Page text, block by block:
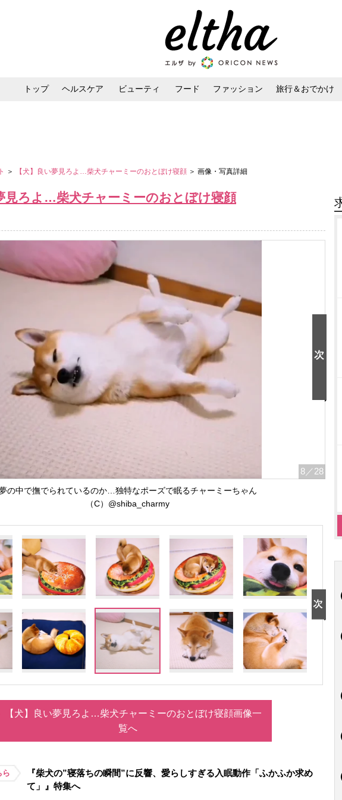
トップ ヘルスケア ビューティ フード ファッション 旅行＆おでかけ
＞ 【犬】良い夢見ろよ…柴犬チャーミーのおとぼけ寝顔 ＞ 画像・写真詳細
見ろよ…柴犬チャーミーのおとぼけ寝顔
8 ／28
の中で撫でられているのか…独特なポーズで眠るチャーミーちゃん
（C）@shiba_charmy
【犬】良い夢見ろよ…柴犬チャーミーのおとぼけ寝顔画像一
覧へ
ら
『柴犬の”寝落ちの瞬間”に反響、愛らしすぎる入眠動作「ふかふか求め
て」』特集へ